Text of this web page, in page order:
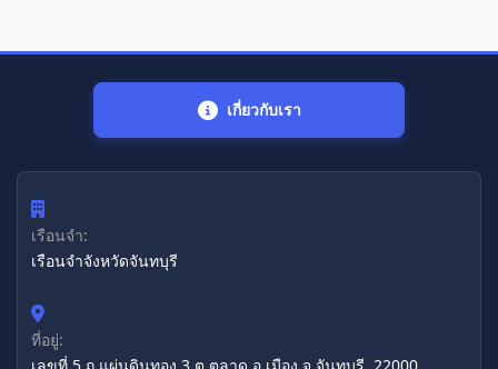
เกี่ยวกับเรา
เรือนจำ:
เรือนจำจังหวัดจันทบุรี
ที่อยู่: